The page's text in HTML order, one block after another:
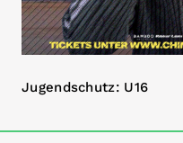
Jugendschutz: U16